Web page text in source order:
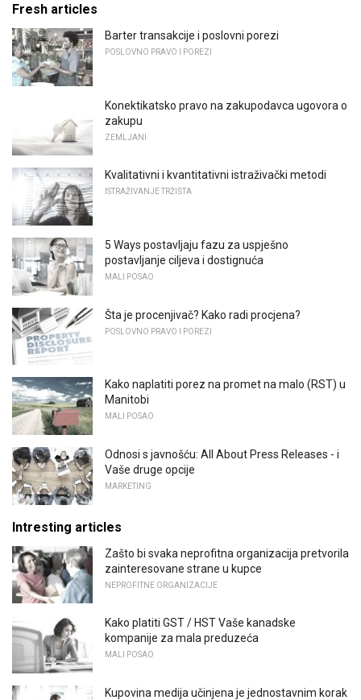
Fresh articles
Barter transakcije i poslovni porezi
POSLOVNO PRAVO I POREZI
Konektikatsko pravo na zakupodavca ugovora o
zakupu
ZEMLJANI
Kvalitativni i kvantitativni istraživački metodi
ISTRAŽIVANJE TRŽIŠTA
5 Ways postavljaju fazu za uspješno
postavljanje ciljeva i dostignuća
MALI POSAO
Šta je procenjivač? Kako radi procjena?
POSLOVNO PRAVO I POREZI
Kako naplatiti porez na promet na malo (RST) u
Manitobi
MALI POSAO
Odnosi s javnošću: All About Press Releases - i
Vaše druge opcije
MARKETING
Intresting articles
Zašto bi svaka neprofitna organizacija pretvorila
zainteresovane strane u kupce
NEPROFITNE ORGANIZACIJE
Kako platiti GST / HST Vaše kanadske
kompanije za mala preduzeća
MALI POSAO
Kupovina medija učinjena je jednostavnim korak